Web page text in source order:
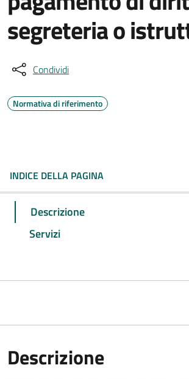
segreteria o
Condividi
Normativa di riferimento
INDICE DELLA PAGINA
Descrizione
Servizi
Descrizione